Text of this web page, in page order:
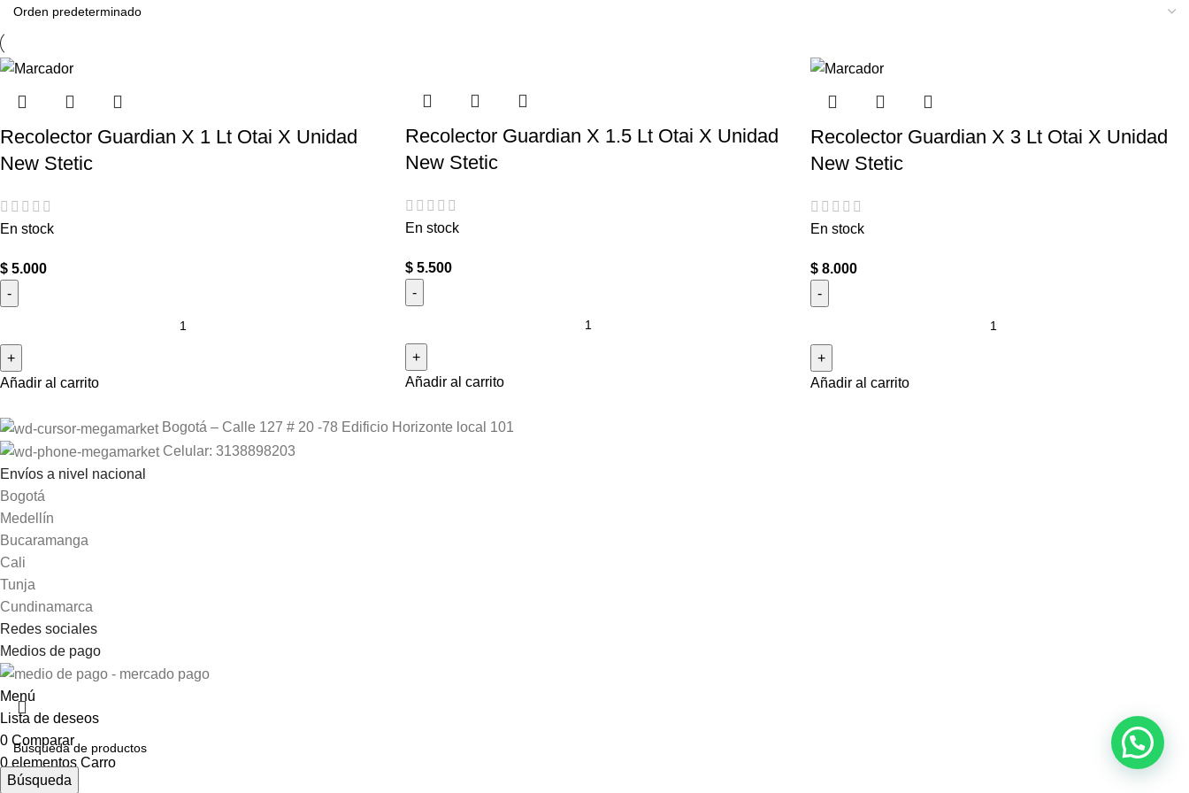
Recolector Guardian X 1 Lt Otai X Unidad
New Stetic
En stock
$ 5.000
Añadir al carrito
Recolector Guardian X 1.5 Lt Otai X Unidad
New Stetic
En stock
$ 5.500
Añadir al carrito
Recolector Guardian X 3 Lt Otai X Unidad
New Stetic
En stock
$ 8.000
Añadir al carrito
Bogotá – Calle 127 # 20 -78 Edificio Horizonte local 101
Celular: 3138898203
Envíos a nivel nacional
Bogotá
Medellín
Bucaramanga
Cali
Tunja
Cundinamarca
Redes sociales
Medios de pago
Búsqueda
Menú
Lista de deseos
0 Comparar
0 elementos Carro